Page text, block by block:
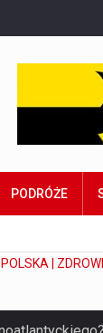
PODRÓŻE
POLSKA |